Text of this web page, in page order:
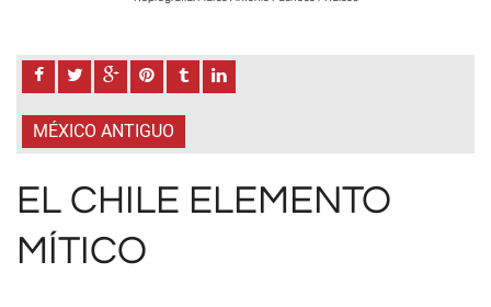
MÉXICO ANTIGUO
EL CHILE ELEMENTO
MÍTICO